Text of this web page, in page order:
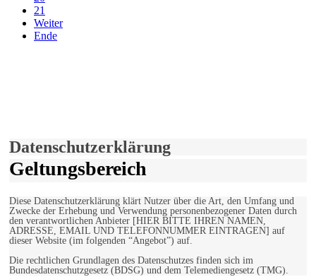
21
Weiter
Ende
Datenschutzerklärung
Geltungsbereich
Diese Datenschutzerklärung klärt Nutzer über die Art, den Umfang und
Zwecke der Erhebung und Verwendung personenbezogener Daten durch
den verantwortlichen Anbieter [HIER BITTE IHREN NAMEN,
ADRESSE, EMAIL UND TELEFONNUMMER EINTRAGEN] auf
dieser Website (im folgenden “Angebot”) auf.
Die rechtlichen Grundlagen des Datenschutzes finden sich im
Bundesdatenschutzgesetz (BDSG) und dem Telemediengesetz (TMG).